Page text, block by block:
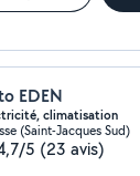
EDEN
climatisation
(Saint-Jacques Sud)
5 (23 avis)